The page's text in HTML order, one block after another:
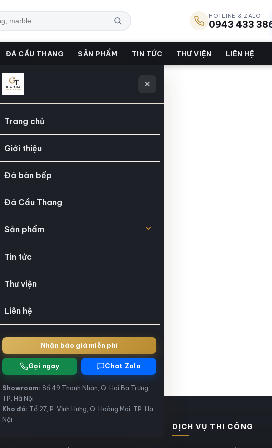
HOTLINE & ZALO
0943 433
ĐÁ CẦU THANG SẢN PHẨM TIN TỨC THƯ VIỆN LIÊN HỆ
✕
Trang chủ
Giới thiệu
Đá bàn bếp
Đá Cầu Thang
Sản phẩm
Tin tức
Thư viện
Liên hệ
Nhận báo giá miễn phí
Gọi ngay Chat Zalo
Showroom: Số 49 Thanh Nhàn, Q. Hai Bà Trưng,
TP. Hà Nội
Kho đá: Tổ 27, P. Vĩnh Hưng, Q. Hoàng Mai, TP. Hà
Nội
“vàng hoàng gia”
DỊCH VỤ THI CÔNG